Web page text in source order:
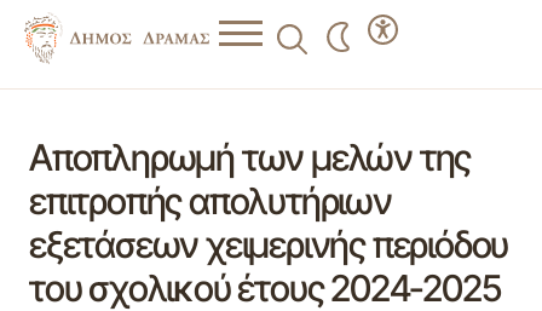
Αποπληρωμή των μελών της
επιτροπής απολυτήριων
εξετάσεων χειμερινής περιόδου
του σχολικού έτους 2024-2025